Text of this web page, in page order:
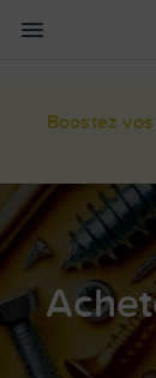
Boostez